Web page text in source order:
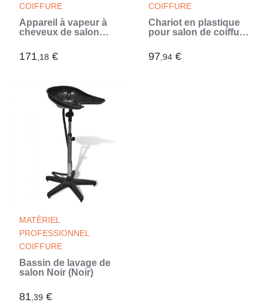
COIFFURE
Appareil à vapeur à
cheveux de salon
(Noir)
171,18 €
COIFFURE
Chariot en plastique
pour salon de coiffure
97,94 €
MATÉRIEL
PROFESSIONNEL
COIFFURE
Bassin de lavage de
salon Noir (Noir)
81,39 €